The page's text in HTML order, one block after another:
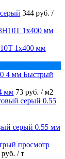
344 руб. /
1х400 мм
Быстрый
мм 73 руб. / м2
серый 0.55 мм
просмотр
/ т